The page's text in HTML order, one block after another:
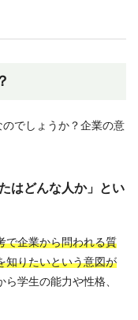
のでしょうか？企業の意
はどんな人か」とい
で企業から問われる質
知りたいという意図が
学生の能力や性格、